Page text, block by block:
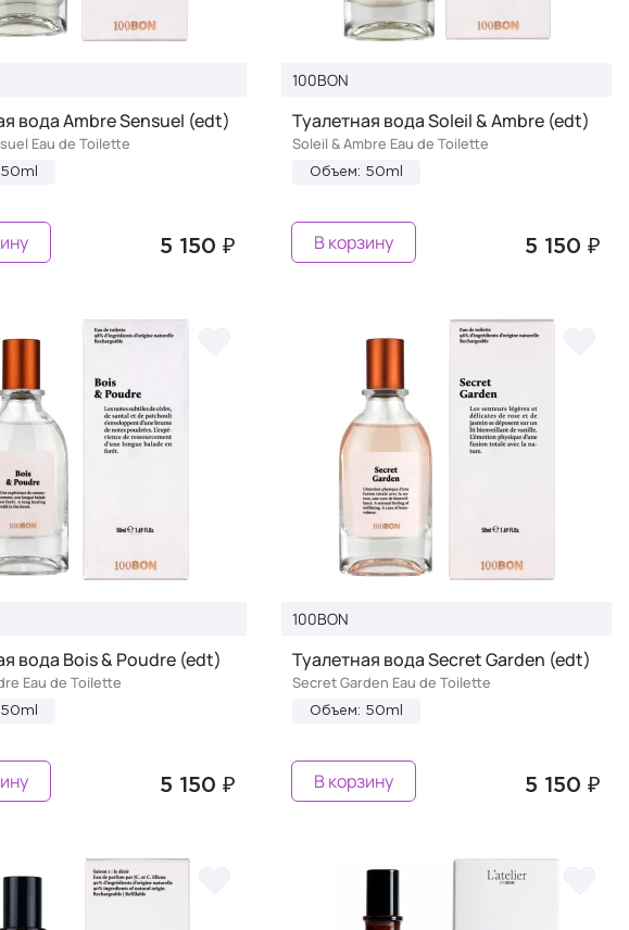
вода Ambre Sensuel (edt)
Eau de Toilette
5 150 ₽
100BON
Туалетная вода Soleil & Ambre (edt)
Soleil & Ambre Eau de Toilette
Объем: 50ml
5 150 ₽
В корзину
вода Bois & Poudre (edt)
Eau de Toilette
5 150 ₽
100BON
Туалетная вода Secret Garden (edt)
Secret Garden Eau de Toilette
Объем: 50ml
5 150 ₽
В корзину